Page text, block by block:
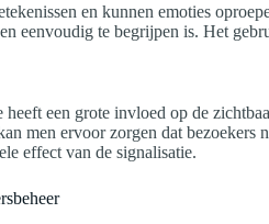
en kunnen emoties
eenvoudig te begrijpen is. Het
een grote invloed op de
men ervoor zorgen dat
effect van de signalisatie.